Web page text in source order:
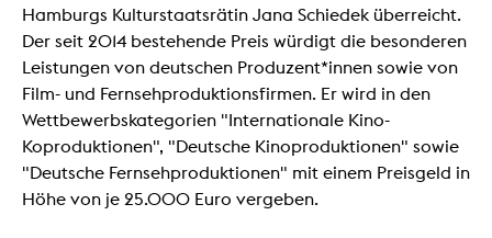
Hamburgs Kulturstaatsrätin Jana Schiedek überreicht.
Der seit 2014 bestehende Preis würdigt die besonderen
Leistungen von deutschen Produzent*innen sowie von
Film- und Fernsehproduktionsfirmen. Er wird in den
Wettbewerbskategorien "Internationale Kino-
Koproduktionen", "Deutsche Kinoproduktionen" sowie
"Deutsche Fernsehproduktionen" mit einem Preisgeld in
Höhe von je 25.000 Euro vergeben.